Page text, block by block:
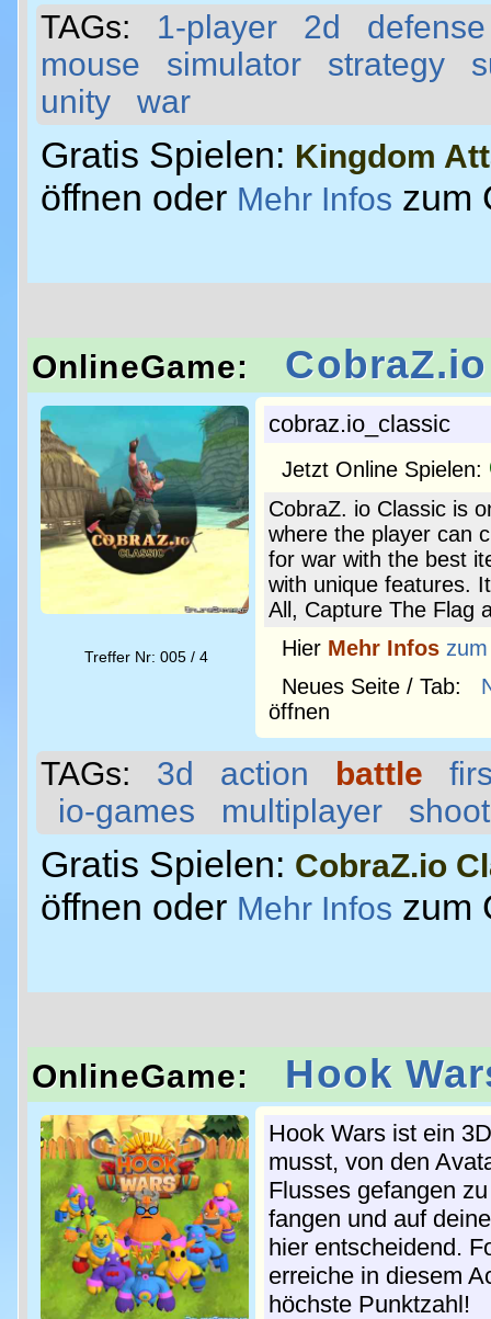
TAGs: 1-player 2d
defense
mouse
simulator strategy
unity
war
Gratis Spielen: Kingdom
öffnen oder Mehr Infos zum
OnlineGame:
Treffer Nr: 005 / 4
cobraz.io_classic
Jetzt Online Spielen:
CobraZ. io Classic is
where the player can
for war with the best
with unique features.
All, Capture The Flag
Hier Mehr Infos
Neues Seite / Tab:
öffnen
TAGs: 3d action battle
io-games
multiplayer
Gratis Spielen: CobraZ.io
öffnen oder Mehr Infos zum
OnlineGame: Hook
Hook Wars ist ein
musst, von den
Flusses gefangen
fangen und auf
hier entscheidend.
erreiche in diesem
höchste Punktzahl!